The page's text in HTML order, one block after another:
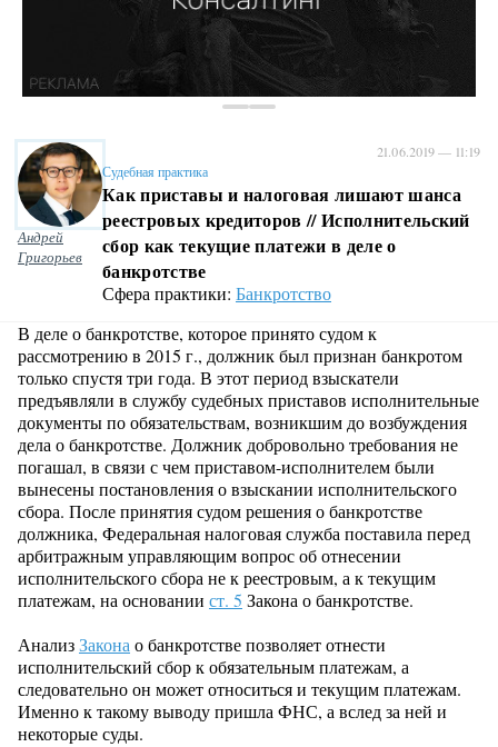
Андрей
Григорьев
21.06.2019 — 11:19
Судебная практика
Как приставы и налоговая лишают шанса
реестровых кредиторов // Исполнительский
сбор как текущие платежи в деле о
банкротстве
Сфера практики: Банкротство
В деле о банкротстве, которое принято судом к
рассмотрению в 2015 г., должник был признан банкротом
только спустя три года. В этот период взыскатели
предъявляли в службу судебных приставов исполнительные
документы по обязательствам, возникшим до возбуждения
дела о банкротстве. Должник добровольно требования не
погашал, в связи с чем приставом-исполнителем были
вынесены постановления о взыскании исполнительского
сбора. После принятия судом решения о банкротстве
должника, Федеральная налоговая служба поставила перед
арбитражным управляющим вопрос об отнесении
исполнительского сбора не к реестровым, а к текущим
платежам, на основании ст. 5 Закона о банкротстве.
АнализЗаконао банкротстве позволяет отнести
исполнительский сбор к обязательным платежам, а
следовательно он может относиться и текущим платежам.
Именно к такому выводу пришла ФНС, а вслед за ней и
некоторые суды.